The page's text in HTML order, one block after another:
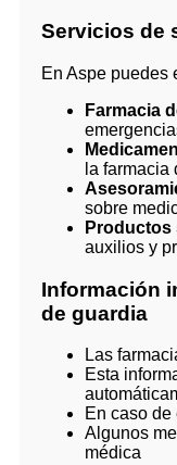
Servicios de
En Aspe puedes
Farmacia
la farmacia
sobre
Productos
auxilios y
Información
de guardia
Las
Esta
En caso de
Algunos
médica